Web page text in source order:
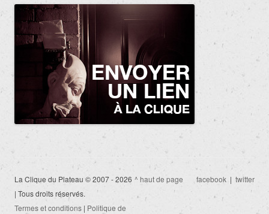
La Clique du Plateau © 2007 - 2026
| Tous droits réservés.
Termes et conditions | Politique de
^ haut de page facebook | twitter